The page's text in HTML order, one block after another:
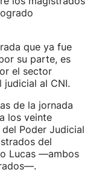
que ya fue
su parte, es
el sector
al CNI.
de la jornada
los veinte
Poder Judicial
del
Lucas —ambos